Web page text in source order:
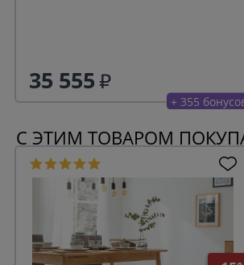
35 555
+ 355
С ЭТИМ ТОВАРОМ